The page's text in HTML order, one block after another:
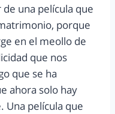
una película que
porque
en el meollo de
que nos
que se ha
ahora solo hay
Una película que